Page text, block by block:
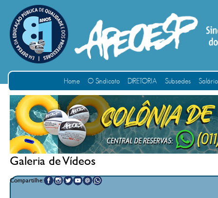
Home O Sindicato DIRETORIA Subsedes
Galeria de Vídeos
Compartilhe: